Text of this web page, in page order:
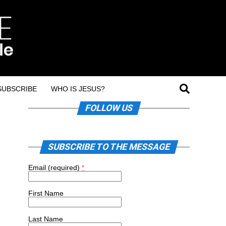
WHO IS JESUS?
FOLLOW US
SUBSCRIBE TO THE MESSAGE
Email (required) *
First Name
Last Name